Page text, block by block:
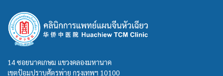
14 ซอยนาคเกษม แขวงคลองมหานาค
เขตป้อมปราบศัตรูพ่าย กรุงเทพฯ 10100